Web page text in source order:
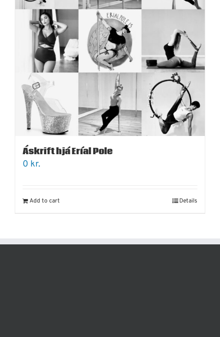
Áskrift hjá Eríal Pole
0 kr.
Add to cart Details